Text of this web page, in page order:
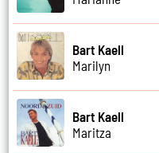
Bart Kaell
Marilyn
Bart Kaell
Maritza